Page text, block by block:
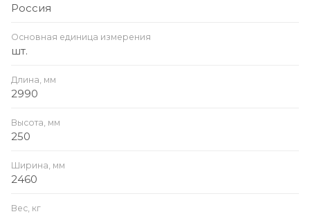
Россия
Основная единица измерения
шт.
Длина, мм
2990
Высота, мм
250
Ширина, мм
2460
Вес, кг